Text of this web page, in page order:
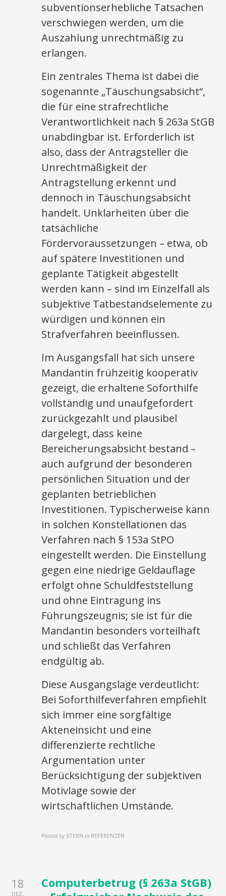
subventionserhebliche Tatsachen
verschwiegen werden, um die
Auszahlung unrechtmäßig zu
erlangen.
Ein zentrales Thema ist dabei die
sogenannte „Täuschungsabsicht“,
die für eine strafrechtliche
Verantwortlichkeit nach § 263a StGB
unabdingbar ist. Erforderlich ist
also, dass der Antragsteller die
Unrechtmäßigkeit der
Antragstellung erkennt und
dennoch in Täuschungsabsicht
handelt. Unklarheiten über die
tatsächliche
Fördervoraussetzungen – etwa, ob
auf spätere Investitionen und
geplante Tätigkeit abgestellt
werden kann – sind im Einzelfall als
subjektive Tatbestandselemente zu
würdigen und können ein
Strafverfahren beeinflussen.
Im Ausgangsfall hat sich unsere
Mandantin frühzeitig kooperativ
gezeigt, die erhaltene Soforthilfe
vollständig und unaufgefordert
zurückgezahlt und plausibel
dargelegt, dass keine
Bereicherungsabsicht bestand –
auch aufgrund der besonderen
persönlichen Situation und der
geplanten betrieblichen
Investitionen. Typischerweise kann
in solchen Konstellationen das
Verfahren nach § 153a StPO
eingestellt werden. Die Einstellung
gegen eine niedrige Geldauflage
erfolgt ohne Schuldfeststellung
und ohne Eintragung ins
Führungszeugnis; sie ist für die
Mandantin besonders vorteilhaft
und schließt das Verfahren
endgültig ab.
Diese Ausgangslage verdeutlicht:
Bei Soforthilfeverfahren empfiehlt
sich immer eine sorgfältige
Akteneinsicht und eine
differenzierte rechtliche
Argumentation unter
Berücksichtigung der subjektiven
Motivlage sowie der
wirtschaftlichen Umstände.
Posted by STERN in REFERENZEN
18
DEZ.
Computerbetrug (§ 263a StGB)